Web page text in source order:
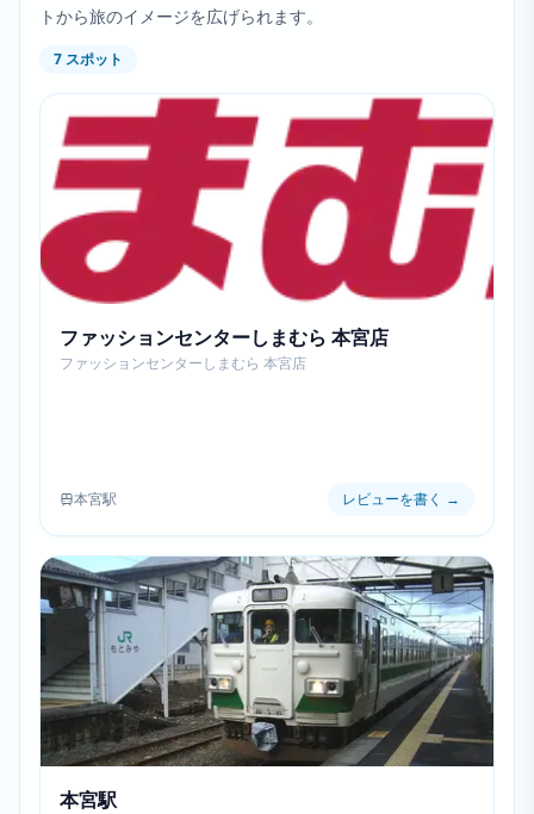
トから旅のイメージを広げられます。
7 スポット
ファッションセンターしまむら 本宮店
ファッションセンターしまむら 本宮店
本宮駅 レビューを書く →
本宮駅